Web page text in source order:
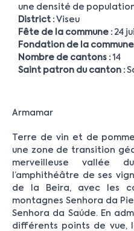
Armamar
Terre de vin et de
une zone de transition
merveilleuse vallée
l’amphithéâtre de ses
de la Beira, avec les
montagnes Senhora da
Senhora da Saúde. En
différents points de vue,
une densité de
District : Viseu
Fête de la commune : 24
Fondation de la
Nombre de cantons : 14
Saint patron du canton :